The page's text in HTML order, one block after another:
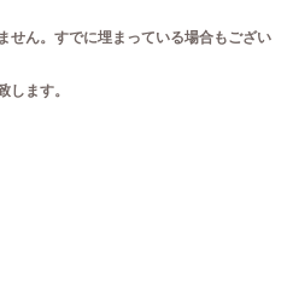
せん。すでに埋まっている場合もござい
します。